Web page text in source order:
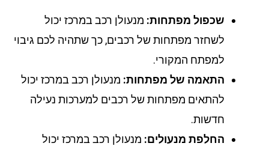
שכפול מפתחות:מנעולן רכב במרכז יכול
לשחזר מפתחות של רכבים, כך שתהיה לכם גיבוי
למפתח המקורי.
התאמה של מפתחות:מנעולן רכב במרכז יכול
להתאים מפתחות של רכבים למערכות נעילה
חדשות.
החלפת מנעולים:מנעולן רכב במרכז יכול